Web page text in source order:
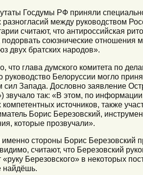
Госдумы РФ приняли
разногласий между руководством
считают, что антироссийская
союзнические отношения
двух братских народов».
что глава думского комитета по
руководство Белоруссии могло
сил Запада. Дословно заявление
звучало так: «В этом, по
источников, также
Борис Березовский,
которые прозвучали».
стороны Борис Березовский
считают, что Березовский
Березовского» в некоторых
найдёшь.